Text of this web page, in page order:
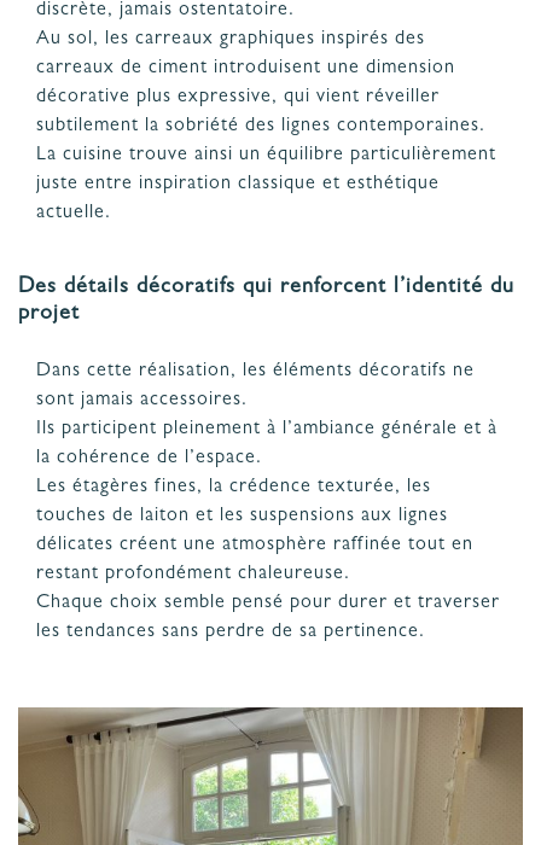
discrète, jamais ostentatoire.
Au sol, les carreaux graphiques inspirés des
carreaux de ciment introduisent une dimension
décorative plus expressive, qui vient réveiller
subtilement la sobriété des lignes contemporaines.
La cuisine trouve ainsi un équilibre particulièrement
juste entre inspiration classique et esthétique
actuelle.
Des détails décoratifs qui renforcent l’identité du
projet
Dans cette réalisation, les éléments décoratifs ne
sont jamais accessoires.
Ils participent pleinement à l’ambiance générale et à
la cohérence de l’espace.
Les étagères fines, la crédence texturée, les
touches de laiton et les suspensions aux lignes
délicates créent une atmosphère raffinée tout en
restant profondément chaleureuse.
Chaque choix semble pensé pour durer et traverser
les tendances sans perdre de sa pertinence.